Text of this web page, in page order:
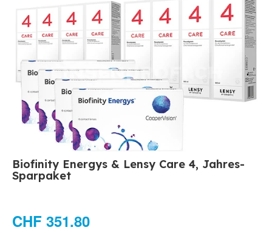
Biofinity Energys & Lensy Care 4, Jahres-
Sparpaket
CHF 351.80